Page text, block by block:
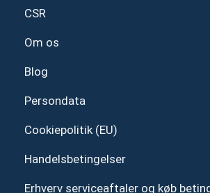
CSR
Om os
Blog
Persondata
Cookiepolitik (EU)
Handelsbetingelser
Erhverv serviceaftaler og køb